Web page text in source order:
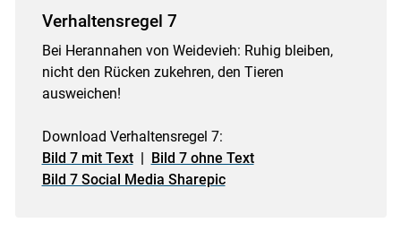
Verhaltensregel 7
Bei Herannahen von Weidevieh: Ruhig bleiben,
nicht den Rücken zukehren, den Tieren
ausweichen!
Download Verhaltensregel 7:
Bild 7 mit Text| Bild 7 ohne Text
Bild 7 Social Media Sharepic